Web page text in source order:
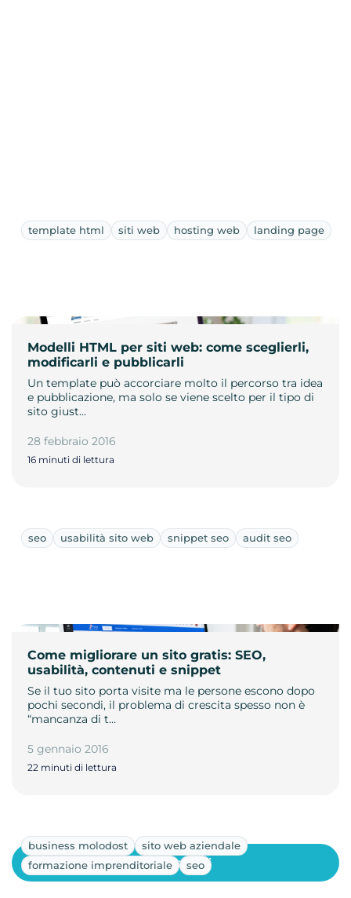
template html siti web hosting web landing page
Modelli HTML per siti web: come sceglierli,
modificarli e pubblicarli
Un template può accorciare molto il percorso tra idea
e pubblicazione, ma solo se viene scelto per il tipo di
sito giust…
28 febbraio 2016
16 minuti di lettura
seo usabilità sito web snippet seo audit seo
Come migliorare un sito gratis: SEO,
usabilità, contenuti e snippet
Se il tuo sito porta visite ma le persone escono dopo
pochi secondi, il problema di crescita spesso non è
“mancanza di t…
5 gennaio 2016
22 minuti di lettura
business molodost
sito web aziendale
formazione imprenditoriale
seo
Mostra altri